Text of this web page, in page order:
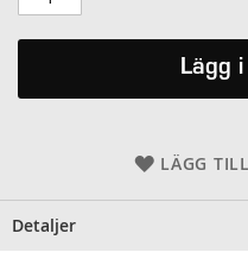
Lägg
LÄGG
Detaljer